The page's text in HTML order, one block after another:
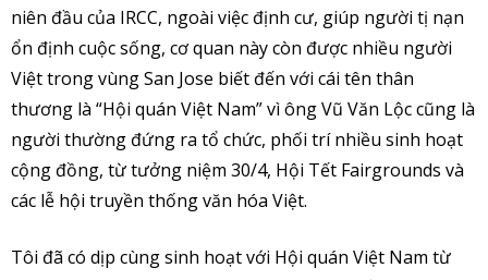
niên đầu của IRCC, ngoài việc định cư, giúp người tị nạn
ổn định cuộc sống, cơ quan này còn được nhiều người
Việt trong vùng San Jose biết đến với cái tên thân
thương là “Hội quán Việt Nam” vì ông Vũ Văn Lộc cũng là
người thường đứng ra tổ chức, phối trí nhiều sinh hoạt
cộng đồng, từ tưởng niệm 30/4, Hội Tết Fairgrounds và
các lễ hội truyền thống văn hóa Việt.
Tôi đã có dịp cùng sinh hoạt với Hội quán Việt Nam từ